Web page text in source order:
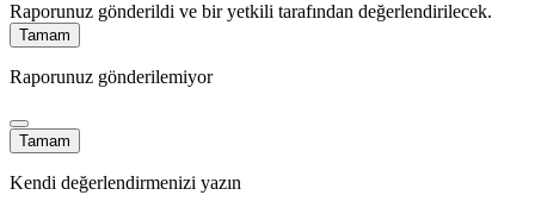
Raporunuz gönderildi ve bir yetkili tarafından değerlendirilecek.
Tamam
Raporunuz gönderilemiyor
Tamam
Kendi değerlendirmenizi yazın